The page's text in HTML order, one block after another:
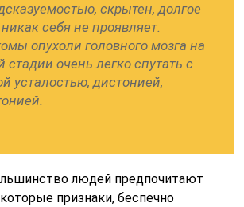
скрытен, долгое
себя не проявляет.
опухоли головного мозга на
стадии очень легко спутать с
усталостью, дистонией,
людей предпочитают
признаки, беспечно